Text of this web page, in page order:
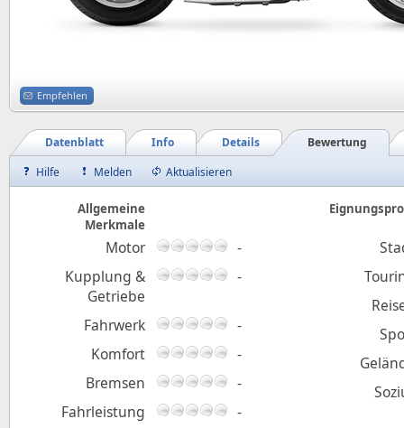
Empfehlen
Bewertung
Details
Info
Datenblatt
Hilfe
Melden Aktualisieren
Allgemeine
Merkmale
Motor
-
Kupplung &
Getriebe
-
Fahrwerk
-
Komfort
-
Bremsen
-
Fahrleistung
-